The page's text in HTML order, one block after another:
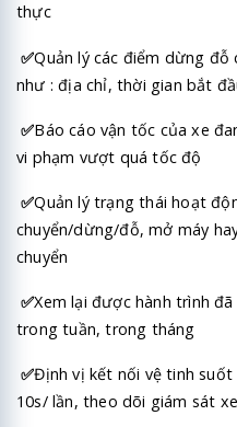
thực
✅Quản lý các điểm dừng
như : địa chỉ, thời gian bắt
✅Báo cáo vận tốc của xe
vi phạm vượt quá tốc độ
✅Quản lý trạng thái hoạt
chuyển/dừng/đỗ, mở máy
chuyển
✅Xem lại được hành trình
trong tuần, trong tháng
✅Định vị kết nối vệ tinh
10s/ lần, theo dõi giám sát